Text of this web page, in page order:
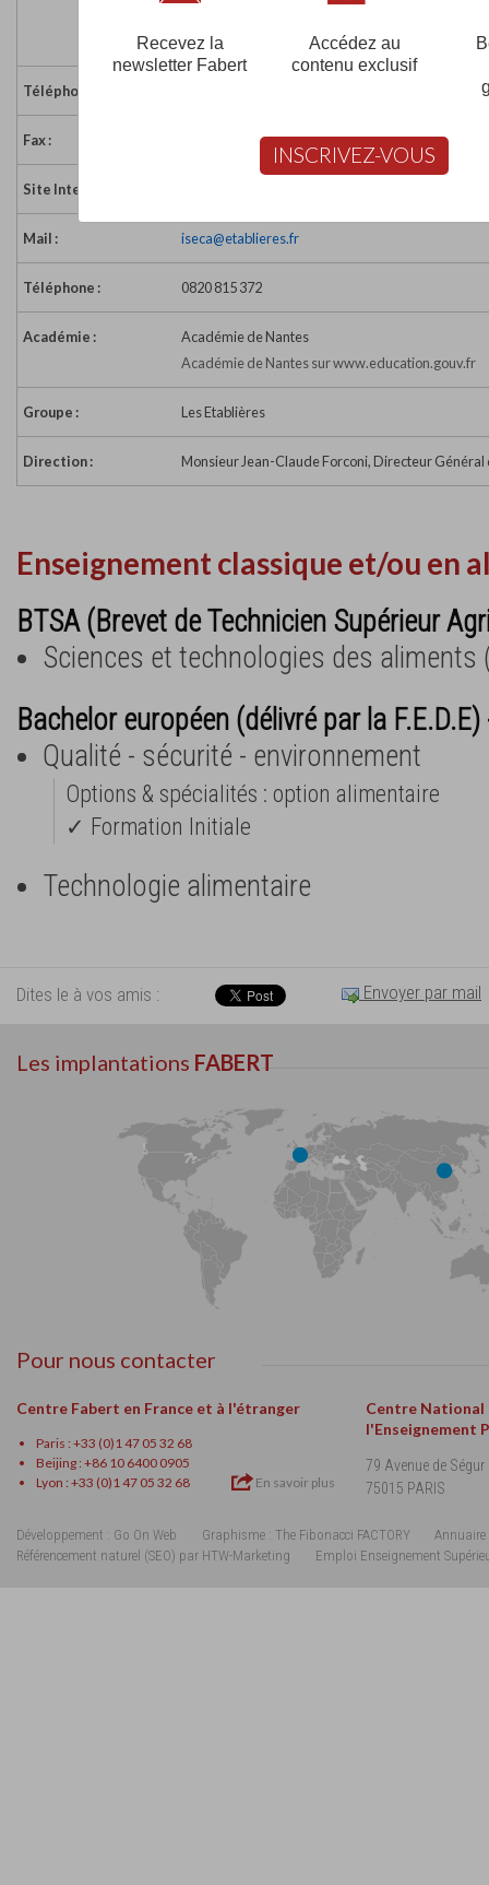
France
Téléphone :
Fax : 02 51 57 08 38
Site Internet :
Mail : iseca@etablieres.fr
Téléphone : 0820 815 372
Académie :
Académie de Nantes
Académie de Nantes sur www.education.gouv.fr
Groupe : Les Etablières
Direction : Monsieur Jean-Claude Forconi, Directeur Général
Enseignement classique et/ou en
BTSA (Brevet de Technicien Supérieur
Sciences et technologies des aliments
Bachelor européen (délivré par la
Qualité - sécurité - environnement
Options & spécialités : option alimentaire
✓ Formation Initiale
Technologie alimentaire
Dites le à vos amis : Envoyer par mail
Les implantations FABERT
Pour nous contacter
Centre Fabert en France et à l'étranger
Paris : +33 (0)1 47 05 32 68
Beijing : +86 10 6400 0905
Lyon : +33 (0)1 47 05 32 68
En savoir plus
Centre National
l'Enseignement
79 Avenue de Ségur
75015 PARIS
Développement : Go On Web Graphisme : The Fibonacci FACTORY
Annuaire
Référencement naturel (SEO) par HTW-Marketing
Emploi Enseignement
Recevez la
newsletter Fabert
Accédez au
contenu exclusif
INSCRIVEZ-VOUS